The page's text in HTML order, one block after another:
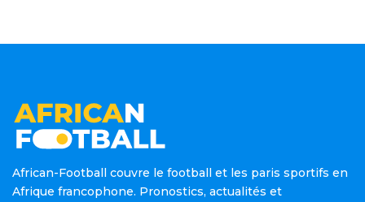
African-Football couvre le football et les paris sportifs en
Afrique francophone. Pronostics, actualités et